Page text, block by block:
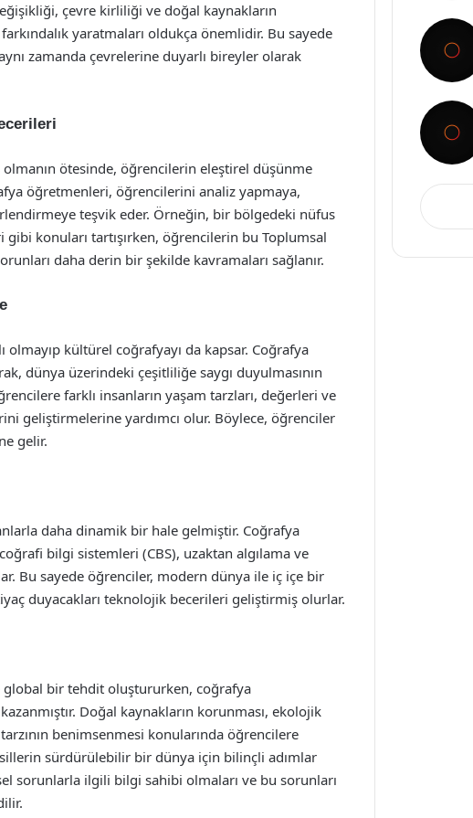
çevre kirliliği ve doğal kaynakların
yaratmaları oldukça önemlidir. Bu sayede
zamanda çevrelerine duyarlı bireyler olarak
ötesinde, öğrencilerin eleştirel düşünme
öğretmenleri, öğrencilerini analiz yapmaya,
teşvik eder. Örneğin, bir bölgedeki nüfus
gibi konuları tartışırken, öğrencilerin bu Toplumsal
daha derin bir şekilde kavramaları sağlanır.
olmayıp kültürel coğrafyayı da kapsar. Coğrafya
dünya üzerindeki çeşitliliğe saygı duyulmasının
farklı insanların yaşam tarzları, değerleri ve
geliştirmelerine yardımcı olur. Böylece, öğrenciler
gelir.
daha dinamik bir hale gelmiştir. Coğrafya
bilgi sistemleri (CBS), uzaktan algılama ve
Bu sayede öğrenciler, modern dünya ile iç içe bir
duyacakları teknolojik becerileri geliştirmiş olurlar.
bir tehdit oluştururken, coğrafya
Doğal kaynakların korunması, ekolojik
benimsenmesi konularında öğrencilere
sürdürülebilir bir dünya için bilinçli adımlar
sorunlarla ilgili bilgi sahibi olmaları ve bu sorunları